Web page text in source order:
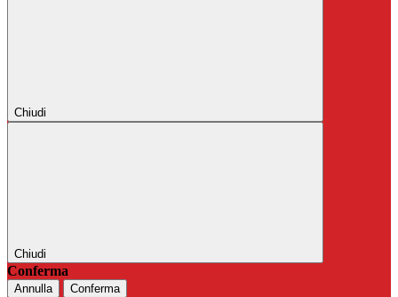
Chiudi
Chiudi
Conferma
Annulla Conferma